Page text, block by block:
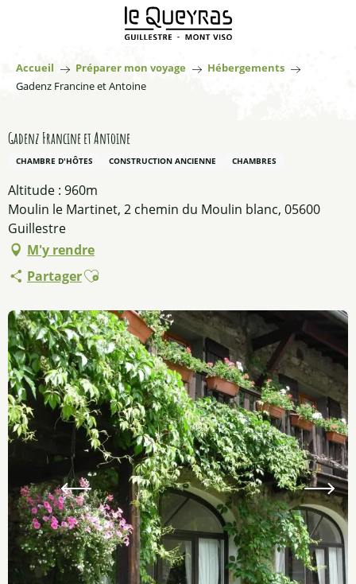
principal
Accueil Préparer mon voyage
Hébergements
Gadenz Francine et Antoine
Gadenz Francine et Antoine
CHAMBRE D'HÔTES CONSTRUCTION ANCIENNE CHAMBRES
Altitude : 960m
Moulin le Martinet, 2 chemin du Moulin blanc, 05600
Guillestre
M'y rendre
PartagerAjouter aux favoris